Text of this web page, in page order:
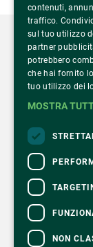
Via Monte
20149 Milano
©2022
CONTATTI
Per
Per
Dichiarazione
contenuti,
traffico.
sul tuo utilizzo
partner
potrebbero
che hai fornito
tuo utilizzo dei
MOSTRA
NON